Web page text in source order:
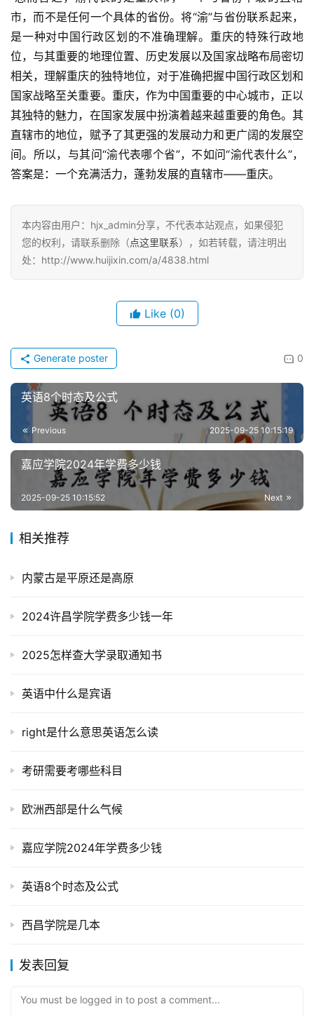
市，而不是任何一个具体的省份。将“渝”与省份联系起来，
是一种对中国行政区划的不准确理解。重庆的特殊行政地
位，与其重要的地理位置、历史发展以及国家战略布局密切
相关，理解重庆的独特地位，对于准确把握中国行政区划和
国家战略至关重要。重庆，作为中国重要的中心城市，正以
其独特的魅力，在国家发展中扮演着越来越重要的角色。其
直辖市的地位，赋予了其更强的发展动力和更广阔的发展空
间。所以，与其问“渝代表哪个省”，不如问“渝代表什么”，
答案是：一个充满活力，蓬勃发展的直辖市——重庆。
本内容由用户：hjx_admin分享，不代表本站观点，如果侵犯
您的权利，请联系删除（点这里联系），如若转载，请注明出
处：http://www.huijixin.com/a/4838.html
Like (0)
0
Generate poster
英语8个时态及公式
Previous 2025-09-25 10:15:19
嘉应学院2024年学费多少钱
Next
2025-09-25 10:15:52
相关推荐
内蒙古是平原还是高原
2024许昌学院学费多少钱一年
2025怎样查大学录取通知书
英语中什么是宾语
right是什么意思英语怎么读
考研需要考哪些科目
欧洲西部是什么气候
嘉应学院2024年学费多少钱
英语8个时态及公式
西昌学院是几本
发表回复
You must be logged in to post a comment...